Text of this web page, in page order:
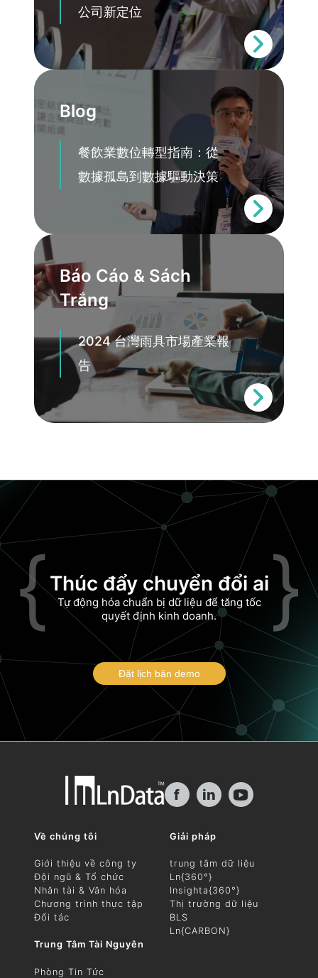
公司新定位
Blog
餐飲業數位轉型指南：從
數據孤島到數據驅動決策
Báo Cáo & Sách
Trắng
2024 台灣雨具市場產業報
告
{Thúc đẩy chuyển đổi ai
Tự động hóa chuẩn bị dữ liệu để tăng tốc
quyết định kinh doanh.
}
Đặt lịch bản demo
f in
Về chúng tôi
Giới thiệu về công ty
Đội ngũ & Tổ chức
Nhân tài & Văn hóa
Chương trình thực tập
Đối tác
Giải pháp
trung tâm dữ liệu
Ln{360°}
Insighta{360°}
Thị trường dữ liệu
BLS
Ln{CARBON}
Trung Tâm Tài Nguyên
Phòng Tin Tức